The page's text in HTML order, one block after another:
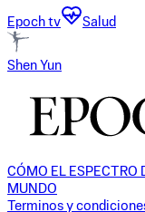
Epoch tv Salud
Shen Yun
CÓMO EL ESPECTRO
MUNDO
Terminos y